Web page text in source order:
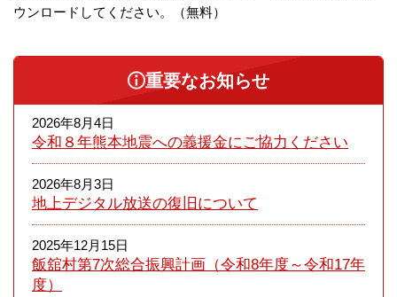
ウンロードしてください。（無料）
重要なお知らせ
2026年8月4日
令和８年熊本​地震への義援金にご協力ください
2026年8月3日
地上デジタル放送の復旧について
2025年12月15日
飯舘村第7次総合振興計画（令和8年度～令和17年
度）